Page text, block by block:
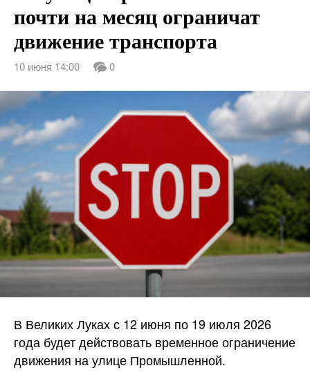
почти на месяц ограничат
движение транспорта
10 июня 14:00 0
В Великих Луках с 12 июня по 19 июля 2026
года будет действовать временное ограничение
движения на улице Промышленной.